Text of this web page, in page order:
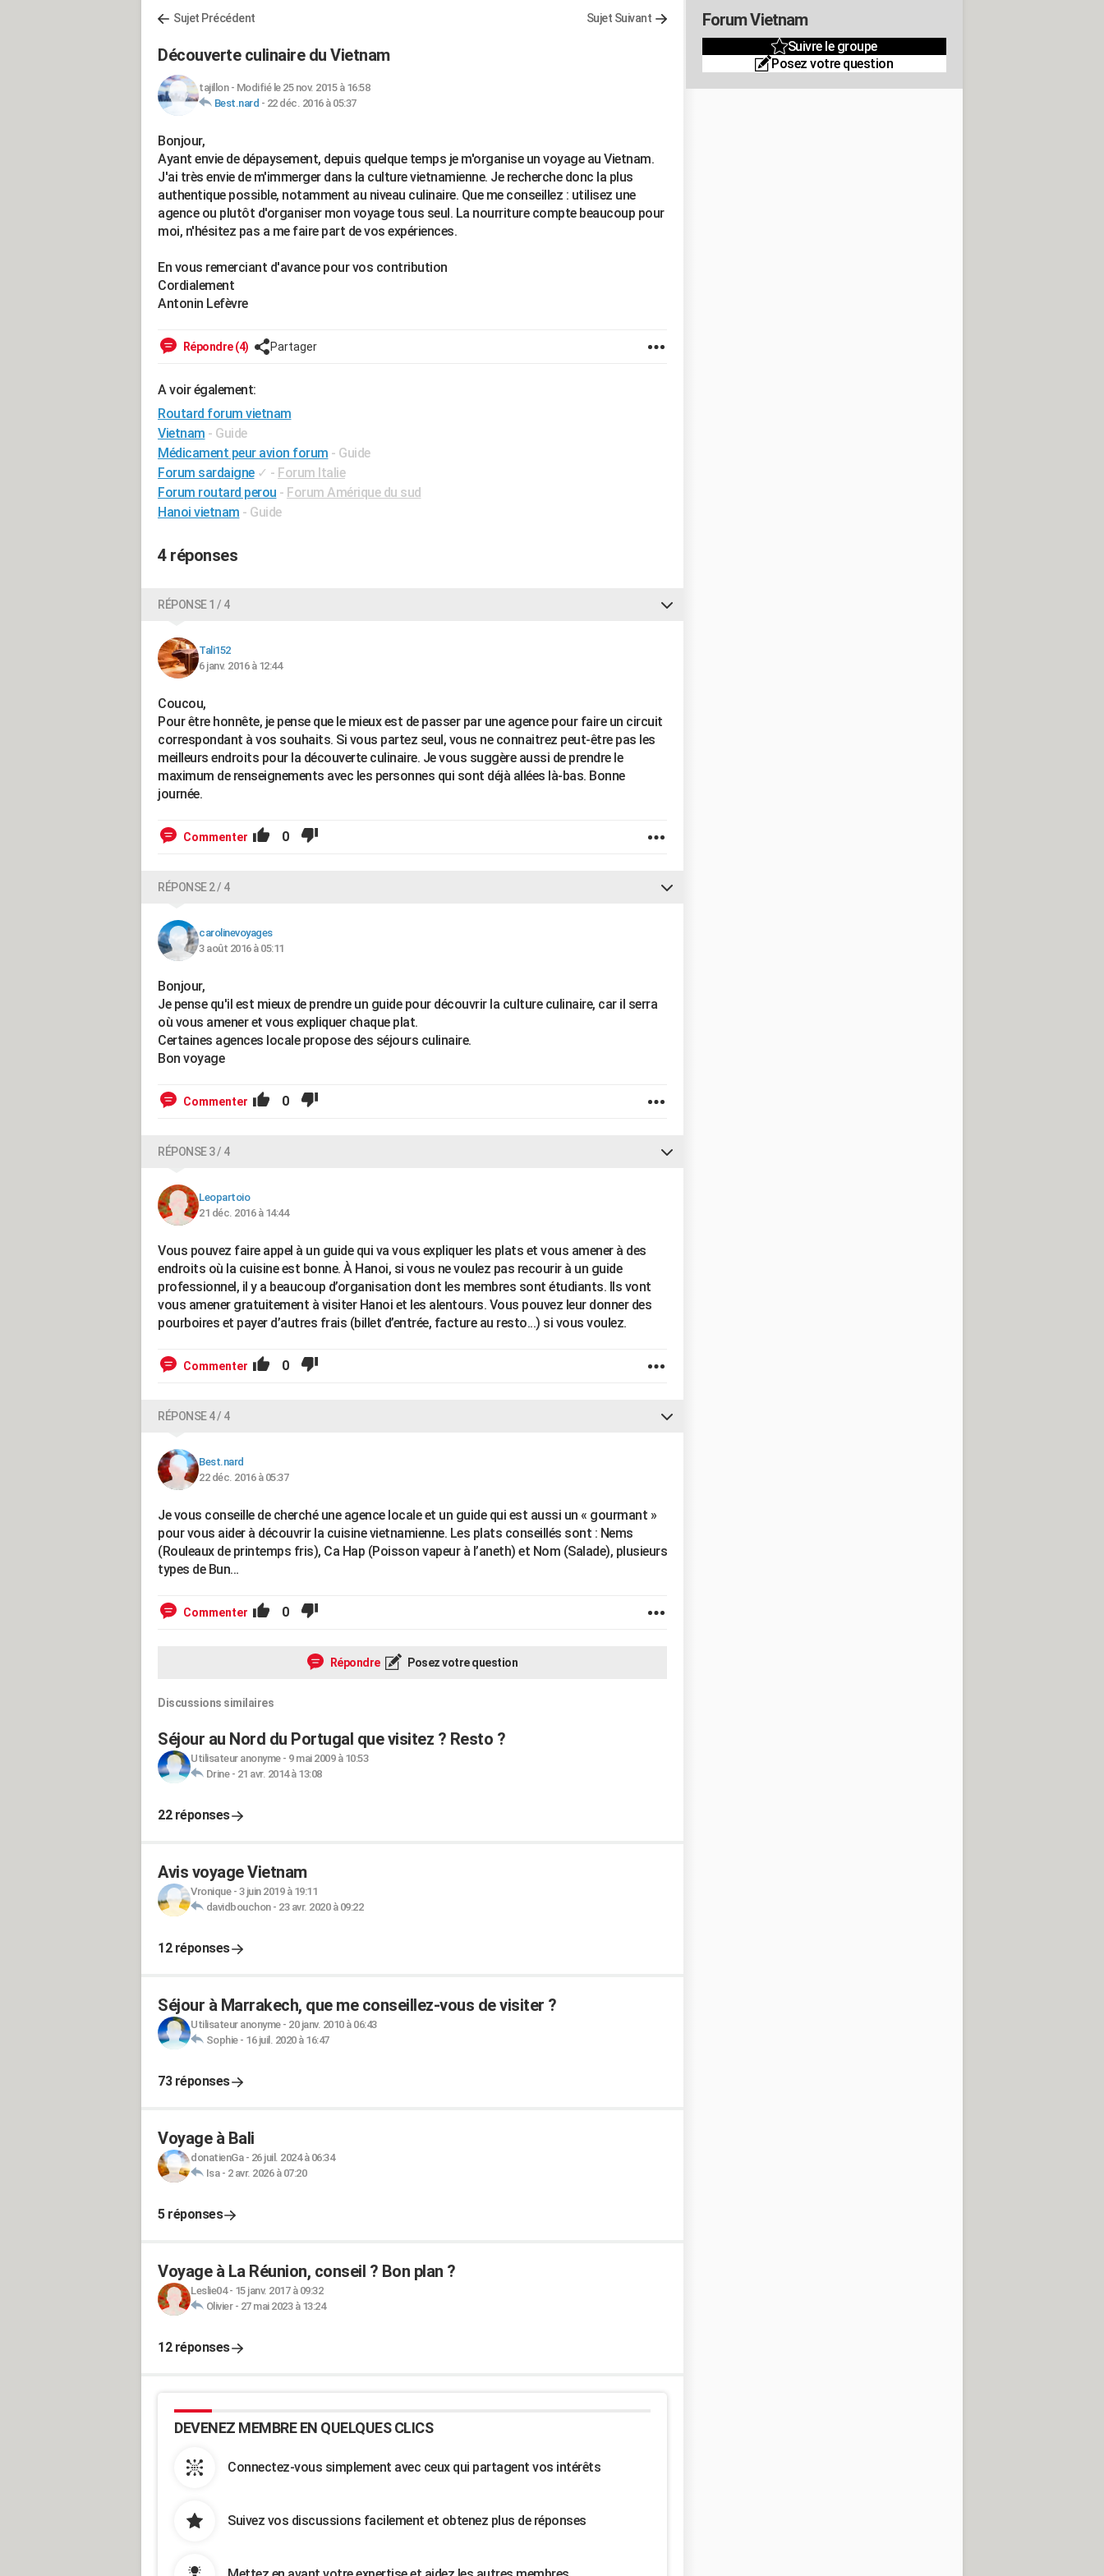
Sujet Précédent Sujet Suivant
Découverte culinaire du Vietnam
tajillon- Modifié le 25 nov. 2015 à 16:58
Best.nard - 22 déc. 2016 à 05:37
Bonjour,
Ayant envie de dépaysement, depuis quelque temps je m'organise un voyage au Vietnam.
J'ai très envie de m'immerger dans la culture vietnamienne. Je recherche donc la plus
authentique possible, notamment au niveau culinaire. Que me conseillez : utilisez une
agence ou plutôt d'organiser mon voyage tous seul. La nourriture compte beaucoup pour
moi, n'hésitez pas a me faire part de vos expériences.
En vous remerciant d'avance pour vos contribution
Cordialement
Antonin Lefèvre
Répondre (4) Partager
A voir également:
Routard forum vietnam
Vietnam - Guide
Médicament peur avion forum - Guide
Forum sardaigne ✓ - Forum Italie
Forum routard perou - Forum Amérique du sud
Hanoi vietnam - Guide
4 réponses
RÉPONSE 1 / 4
Tali152
6 janv. 2016 à 12:44
Coucou,
Pour être honnête, je pense que le mieux est de passer par une agence pour faire un circuit
correspondant à vos souhaits. Si vous partez seul, vous ne connaitrez peut-être pas les
meilleurs endroits pour la découverte culinaire. Je vous suggère aussi de prendre le
maximum de renseignements avec les personnes qui sont déjà allées là-bas. Bonne
journée.
Commenter 0
RÉPONSE 2 / 4
carolinevoyages
3 août 2016 à 05:11
Bonjour,
Je pense qu'il est mieux de prendre un guide pour découvrir la culture culinaire, car il serra
où vous amener et vous expliquer chaque plat.
Certaines agences locale propose des séjours culinaire.
Bon voyage
Commenter 0
RÉPONSE 3 / 4
Leopartoio
21 déc. 2016 à 14:44
Vous pouvez faire appel à un guide qui va vous expliquer les plats et vous amener à des
endroits où la cuisine est bonne. À Hanoi, si vous ne voulez pas recourir à un guide
professionnel, il y a beaucoup d’organisation dont les membres sont étudiants. Ils vont
vous amener gratuitement à visiter Hanoi et les alentours. Vous pouvez leur donner des
pourboires et payer d’autres frais (billet d’entrée, facture au resto...) si vous voulez.
Commenter 0
RÉPONSE 4 / 4
Best.nard
22 déc. 2016 à 05:37
Je vous conseille de cherché une agence locale et un guide qui est aussi un « gourmant »
pour vous aider à découvrir la cuisine vietnamienne. Les plats conseillés sont : Nems
(Rouleaux de printemps fris), Ca Hap (Poisson vapeur à l’aneth) et Nom (Salade), plusieurs
types de Bun…
Commenter 0
Répondre Posez votre question
Discussions similaires
Séjour au Nord du Portugal que visitez ? Resto ?
Utilisateur anonyme- 9 mai 2009 à 10:53
Drine- 21 avr. 2014 à 13:08
22 réponses
Avis voyage Vietnam
Vronique- 3 juin 2019 à 19:11
davidbouchon- 23 avr. 2020 à 09:22
12 réponses
Séjour à Marrakech, que me conseillez-vous de visiter ?
Utilisateur anonyme- 20 janv. 2010 à 06:43
Sophie- 16 juil. 2020 à 16:47
73 réponses
Voyage à Bali
donatienGa- 26 juil. 2024 à 06:34
Isa- 2 avr. 2026 à 07:20
5 réponses
Voyage à La Réunion, conseil ? Bon plan ?
Leslie04- 15 janv. 2017 à 09:32
Olivier- 27 mai 2023 à 13:24
12 réponses
DEVENEZ MEMBRE EN QUELQUES CLICS
Connectez-vous simplement avec ceux qui partagent vos intérêts
Suivez vos discussions facilement et obtenez plus de réponses
Forum Vietnam
Suivre le groupe
Posez votre question